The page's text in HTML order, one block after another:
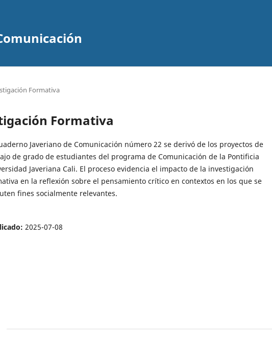
Formativa
Formativa
Javeriano de Comunicación número 22 se derivó de los proyectos de
de grado de estudiantes del programa de Comunicación de la Pontificia
Javeriana Cali. El proceso evidencia el impacto de la investigación
en la reflexión sobre el pensamiento crítico en contextos en los que se
fines socialmente relevantes.
2025-07-08